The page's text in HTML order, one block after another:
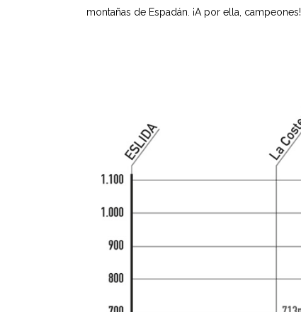
montañas de Espadán. ¡A por ella, campeones!